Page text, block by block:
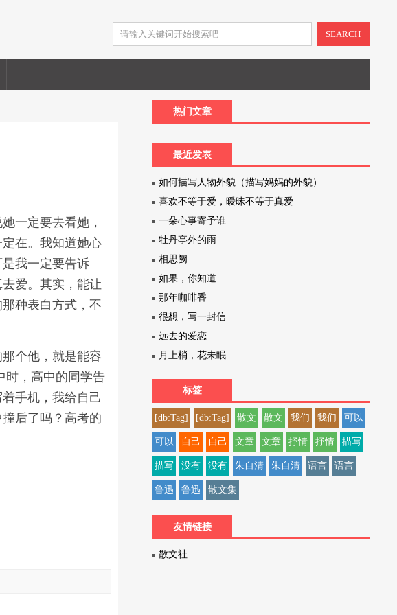
SEARCH
一定要去看她，
在。我知道她心
我一定要告诉
爱。其实，能让
种表白方式，不
个他，就是能容
时，高中的同学告
手机，我给自己
后了吗？高考的
热门文章
最近发表
如何描写人物外貌（描写妈妈的外貌）
喜欢不等于爱，暧昧不等于真爱
一朵心事寄予谁
牡丹亭外的雨
相思阙
如果，你知道
那年咖啡香
很想，写一封信
远去的爱恋
月上梢，花未眠
标签
[db:Tag] [db:Tag] 散文 散文 我们 我们 可以
可以 自己 自己 文章 文章 抒情 抒情 描写
描写 没有 没有 朱自清 朱自清 语言 语言
鲁迅 鲁迅 散文集
友情链接
散文社